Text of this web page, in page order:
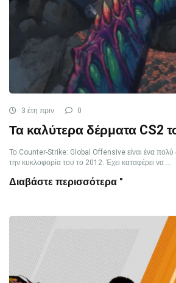
3 έτη πριν 0
Τα καλύτερα δέρματα CS2
Το Counter-Strike: Global Offensive είναι ένα πολύ
την κυκλοφορία του το 2012. Έχει καταφέρει να ...
Διαβάστε περισσότερα "